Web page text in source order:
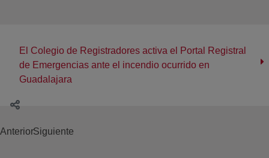
El Colegio de Registradores activa el Portal Registral
de Emergencias ante el incendio ocurrido en
Guadalajara
AnteriorSiguiente